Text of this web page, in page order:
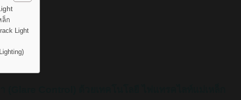
ล็ก
Light